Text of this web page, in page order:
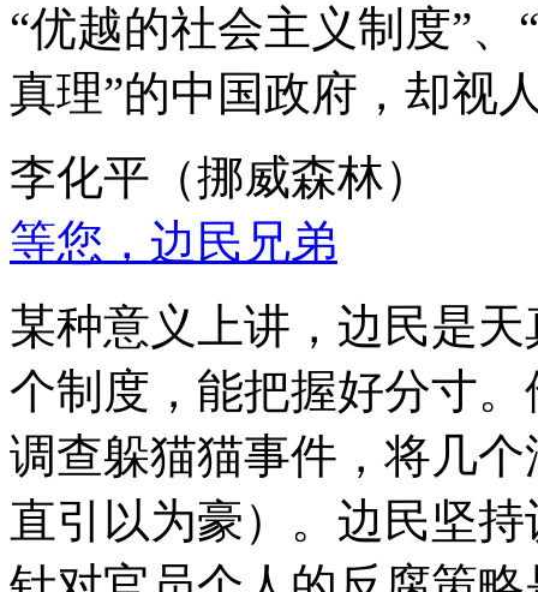
“优越的社会主义制度”
真理”的中国政府，却视
李化平（挪威森林）
等您，边民兄弟
某种意义上讲，边民是
个制度，能把握好分寸
调查躲猫猫事件，将几
直引以为豪）。边民坚